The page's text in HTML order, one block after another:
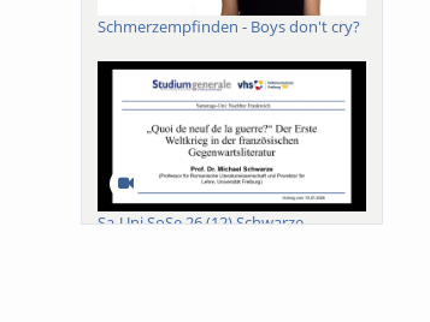
Schmerzempfinden - Boys don't cry?
Sa-Uni SoSe 26 (12) Schwarze